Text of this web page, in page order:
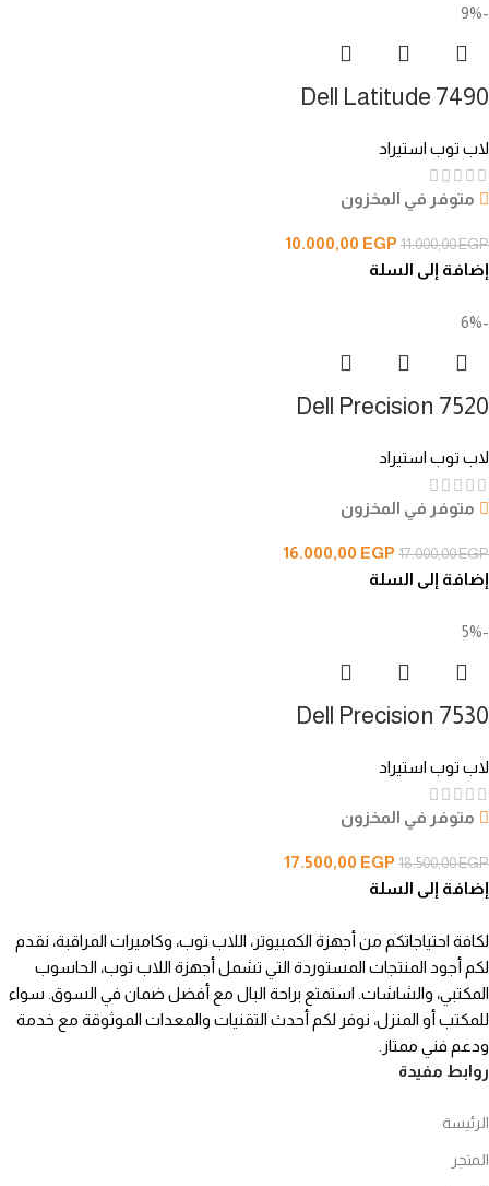
-9%
Dell Latitude 7490
لاب توب استيراد
متوفر في المخزون
11.000,00EGP
10.000,00 EGP
إضافة إلى السلة
-6%
Dell Precision 7520
لاب توب استيراد
متوفر في المخزون
17.000,00EGP
16.000,00 EGP
إضافة إلى السلة
-5%
Dell Precision 7530
لاب توب استيراد
متوفر في المخزون
18.500,00EGP
17.500,00 EGP
إضافة إلى السلة
لكافة احتياجاتكم من أجهزة الكمبيوتر، اللاب توب، وكاميرات المراقبة، نقدم
لكم أجود المنتجات المستوردة التي تشمل أجهزة اللاب توب، الحاسوب
المكتبي، والشاشات. استمتع براحة البال مع أفضل ضمان في السوق. سواء
للمكتب أو المنزل، نوفر لكم أحدث التقنيات والمعدات الموثوقة مع خدمة
ودعم فني ممتاز.
روابط مفيدة
الرئيسة
المتجر